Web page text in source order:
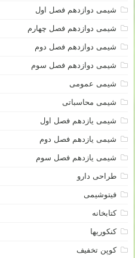
شیمی دوازدهم فصل اول
شیمی دوازدهم فصل چهارم
شیمی دوازدهم فصل دوم
شیمی دوازدهم فصل سوم
شیمی عمومی
شیمی محاسباتی
شیمی یازدهم فصل اول
شیمی یازدهم فصل دوم
شیمی یازدهم فصل سوم
طراحی دارو
فیتوشیمی
کتابخانه
کنکوریها
کوپن تخفیف